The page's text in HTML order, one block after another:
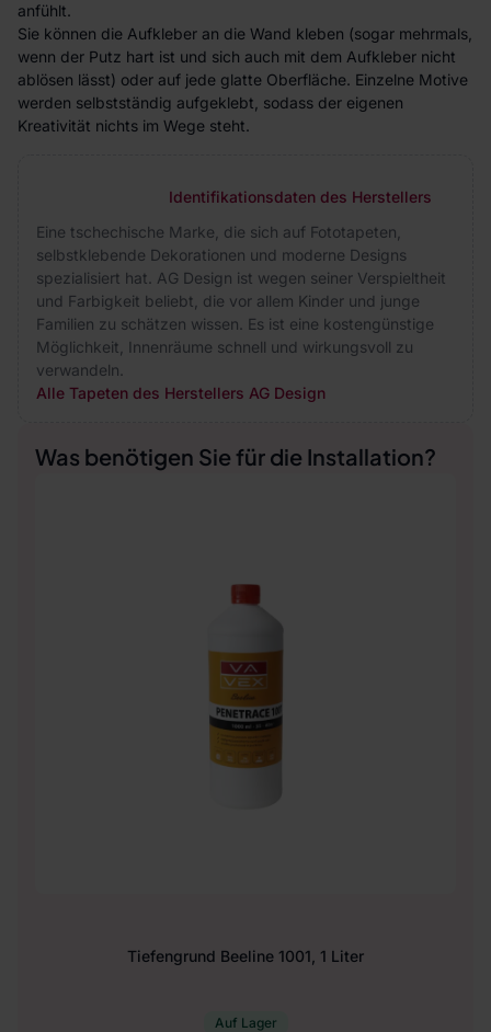
anfühlt.
Sie können die Aufkleber an die Wand kleben (sogar mehrmals,
wenn der Putz hart ist und sich auch mit dem Aufkleber nicht
ablösen lässt) oder auf jede glatte Oberfläche. Einzelne Motive
werden selbstständig aufgeklebt, sodass der eigenen
Kreativität nichts im Wege steht.
Identifikationsdaten des Herstellers
Eine tschechische Marke, die sich auf Fototapeten,
selbstklebende Dekorationen und moderne Designs
spezialisiert hat. AG Design ist wegen seiner Verspieltheit
und Farbigkeit beliebt, die vor allem Kinder und junge
Familien zu schätzen wissen. Es ist eine kostengünstige
Möglichkeit, Innenräume schnell und wirkungsvoll zu
verwandeln.
Alle Tapeten des Herstellers AG Design
Was benötigen Sie für die Installation?
Tiefengrund Beeline 1001, 1 Liter
Auf Lager